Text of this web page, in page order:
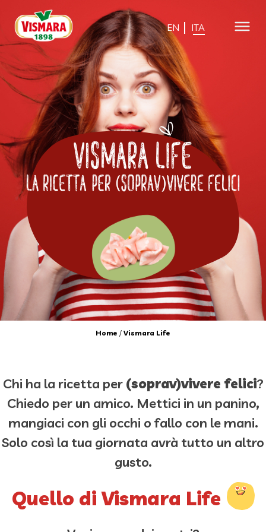
EN ITA
Home / Vismara Life
Chi ha la ricetta per (soprav)vivere felici?
Chiedo per un amico. Mettici in un panino,
mangiaci con gli occhi o fallo con le mani.
Solo così la tua giornata avrà tutto un altro
gusto.
Quello di Vismara Life